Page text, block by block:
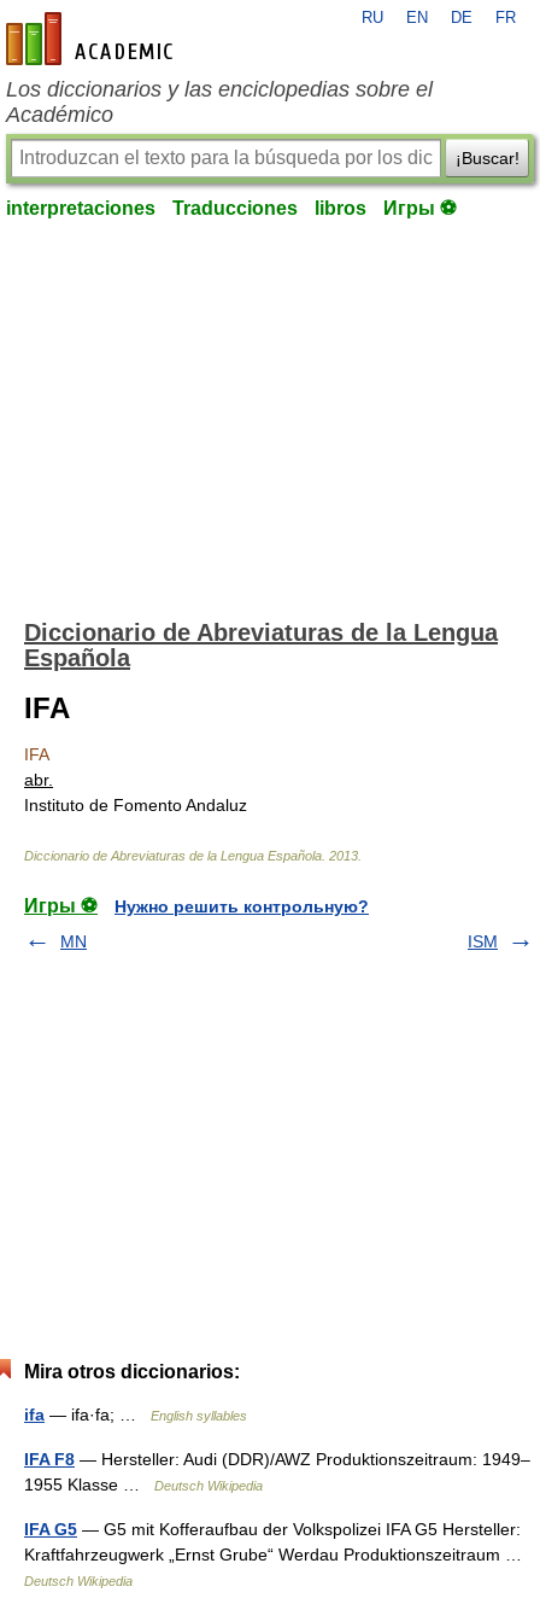
es-academic.com
RU EN DE FR
Los diccionarios y las enciclopedias sobre el
Académico
¡Buscar!
interpretaciones Traducciones libros Игры ⚽
Diccionario de Abreviaturas de la Lengua
Española
IFA
IFA
abr.
Instituto de Fomento Andaluz
Diccionario de Abreviaturas de la Lengua Española 2013
Игры ⚽
Нужно решить контрольную?
MN
ISM
Mira otros diccionarios:
ifa — ifa·fa; … English syllables
IFA F8 — Hersteller: Audi (DDR)/AWZ Produktionszeitraum: 1949–
1955 Klasse …
Deutsch Wikipedia
IFA G5 — G5 mit Kofferaufbau der Volkspolizei IFA G5 Hersteller:
Kraftfahrzeugwerk „Ernst Grube“ Werdau Produktionszeitraum …
Deutsch Wikipedia